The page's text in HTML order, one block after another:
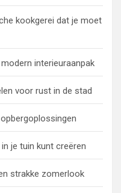
kookgerei dat je moet
interieuraanpak
voor rust in de stad
je tuin kunt creëren
strakke zomerlook